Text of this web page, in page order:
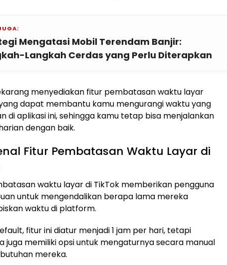
Mengatasi Mobil Terendam Banjir:
Langkah Cerdas yang Perlu Diterapkan
menyediakan fitur pembatasan waktu layar
dapat membantu kamu mengurangi waktu yang
di aplikasi ini, sehingga kamu tetap bisa menjalankan
dengan baik.
Fitur Pembatasan Waktu Layar di
waktu layar di TikTok memberikan pengguna
untuk mengendalikan berapa lama mereka
waktu di platform.
fitur ini diatur menjadi 1 jam per hari, tetapi
juga memiliki opsi untuk mengaturnya secara manual
mereka.